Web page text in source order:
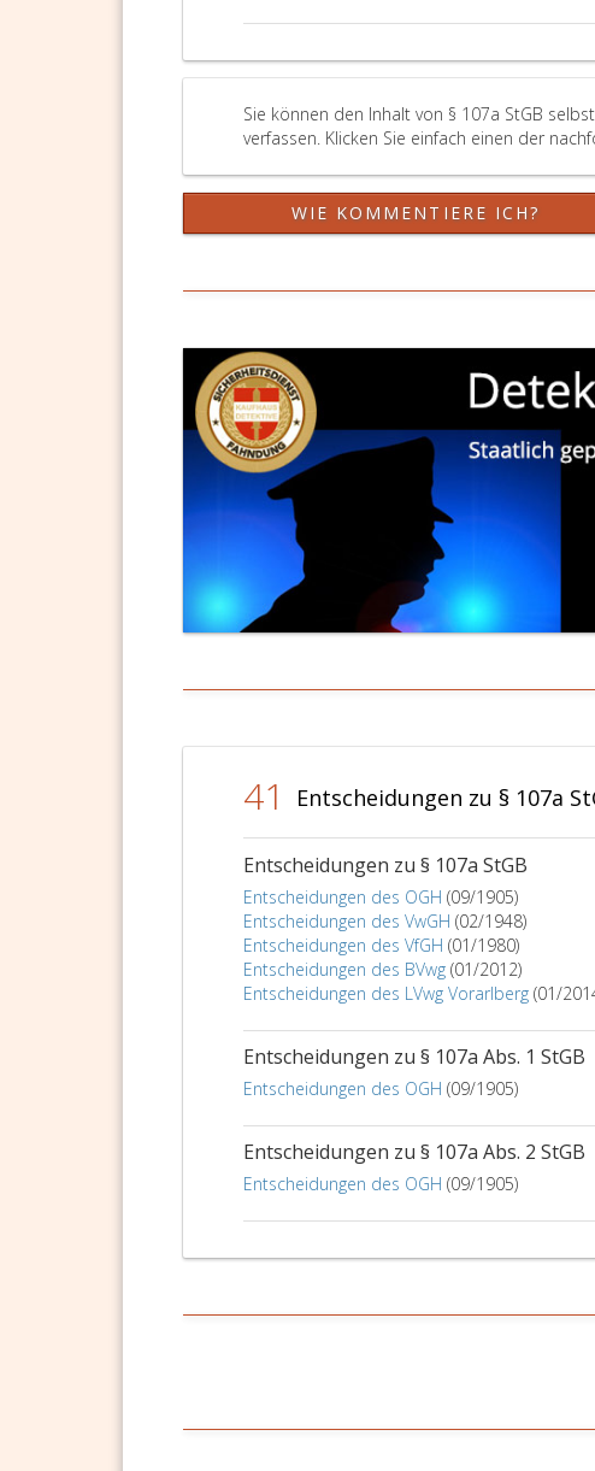
Sie können den Inhalt von § 107a StGB
verfassen. Klicken Sie einfach einen der
WIE KOMMENTIERE ICH?
41 Entscheidungen zu § 107a
Entscheidungen zu § 107a StGB
Entscheidungen des OGH (09/1905)
Entscheidungen des VwGH (02/1948)
Entscheidungen des VfGH (01/1980)
Entscheidungen des BVwg (01/2012)
Entscheidungen des LVwg Vorarlberg (01/
Entscheidungen zu § 107a Abs. 1 StGB
Entscheidungen des OGH (09/1905)
Entscheidungen zu § 107a Abs. 2 StGB
Entscheidungen des OGH (09/1905)